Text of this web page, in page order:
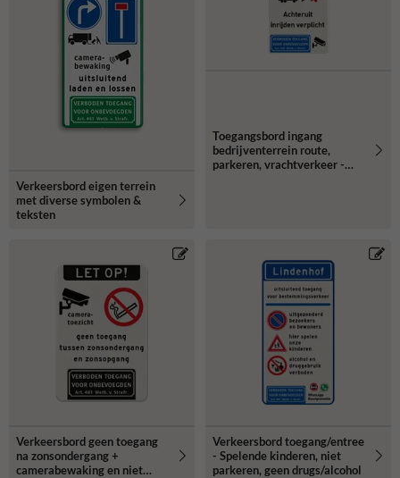
Verkeersbord eigen terrein
met diverse symbolen &
teksten
Toegangsbord ingang
bedrijventerrein route,
parkeren, vrachtverkeer -
Verkeersbord geen toegang
na zonsondergang +
camerabewaking en niet
Verkeersbord toegang/entree
- Spelende kinderen, niet
parkeren, geen drugs/alcohol